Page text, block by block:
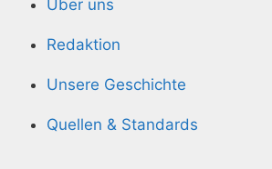
Über uns
Redaktion
Unsere Geschichte
Quellen & Standards